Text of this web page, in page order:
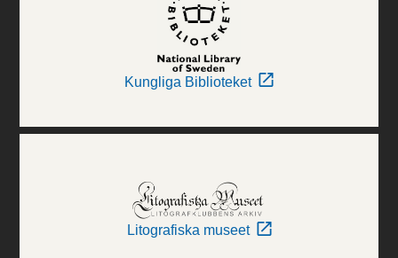
Kungliga Biblioteket
Litografiska museet